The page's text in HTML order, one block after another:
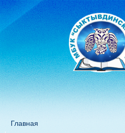
Главная